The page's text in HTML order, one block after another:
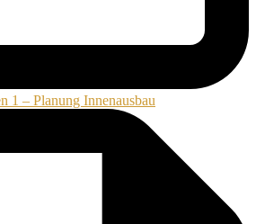
1 – Planung Innenausbau